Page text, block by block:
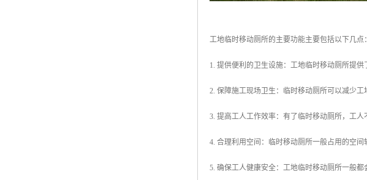
工地临时移动厕所的主要功能主要包括以下几点：
1. 提供便利的卫生设施：工地临时移动厕所提
2. 保障施工现场卫生：临时移动厕所可以减少
3. 提高工人工作效率：有了临时移动厕所，工
4. 合理利用空间：临时移动厕所一般占用的空
5. 确保工人健康安全：工地临时移动厕所一般